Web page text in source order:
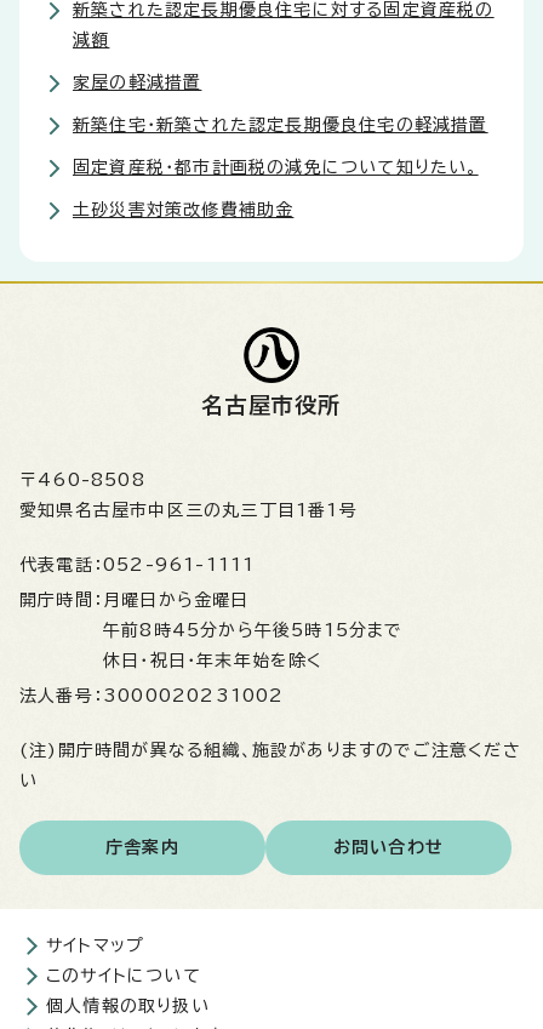
新築された認定長期優良住宅に対する固定資産税の
減額
家屋の軽減措置
新築住宅・新築された認定長期優良住宅の軽減措置
固定資産税・都市計画税の減免について知りたい。
土砂災害対策改修費補助金
名古屋市役所
〒460-8508
愛知県名古屋市中区三の丸三丁目1番1号
代表電話： 052-961-1111
開庁時間： 月曜日から金曜日
午前8時45分から午後5時15分まで
休日・祝日・年末年始を除く
法人番号： 3000020231002
(注)開庁時間が異なる組織、施設がありますのでご注意くださ
い
庁舎案内 お問い合わせ
サイトマップ
このサイトについて
個人情報の取り扱い